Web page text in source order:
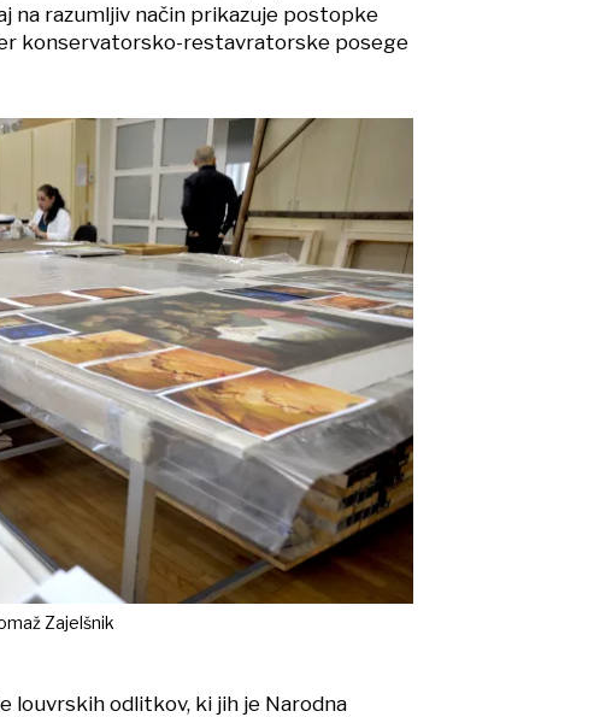
na razumljiv način prikazuje postopke
konservatorsko-restavratorske posege
Zajelšnik
louvrskih odlitkov, ki jih je Narodna